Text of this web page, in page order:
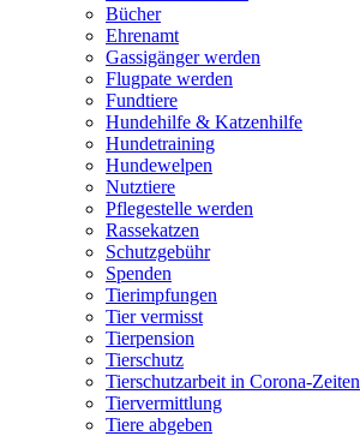
Bücher
Ehrenamt
Gassigänger werden
Flugpate werden
Fundtiere
Hundehilfe & Katzenhilfe
Hundetraining
Hundewelpen
Nutztiere
Pflegestelle werden
Rassekatzen
Schutzgebühr
Spenden
Tierimpfungen
Tier vermisst
Tierpension
Tierschutz
Tierschutzarbeit in Corona-Zeiten
Tiervermittlung
Tiere abgeben